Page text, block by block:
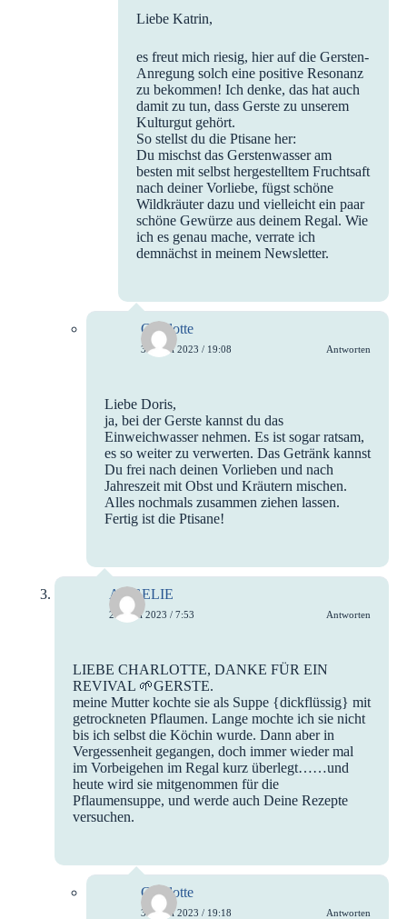
Liebe Katrin,
es freut mich riesig, hier auf die Gersten-
Anregung solch eine positive Resonanz
zu bekommen! Ich denke, das hat auch
damit zu tun, dass Gerste zu unserem
Kulturgut gehört.
So stellst du die Ptisane her:
Du mischst das Gerstenwasser am
besten mit selbst hergestelltem Fruchtsaft
nach deiner Vorliebe, fügst schöne
Wildkräuter dazu und vielleicht ein paar
schöne Gewürze aus deinem Regal. Wie
ich es genau mache, verrate ich
demnächst in meinem Newsletter.
Charlotte
30. Juni 2023 / 19:08 Antworten
Liebe Doris,
ja, bei der Gerste kannst du das
Einweichwasser nehmen. Es ist sogar ratsam,
es so weiter zu verwerten. Das Getränk kannst
Du frei nach deinen Vorlieben und nach
Jahreszeit mit Obst und Kräutern mischen.
Alles nochmals zusammen ziehen lassen.
Fertig ist die Ptisane!
ANGELIE
29. Juni 2023 / 7:53 Antworten
LIEBE CHARLOTTE, DANKE FÜR EIN
REVIVAL 🌱GERSTE.
meine Mutter kochte sie als Suppe {dickflüssig} mit
getrockneten Pflaumen. Lange mochte ich sie nicht
bis ich selbst die Köchin wurde. Dann aber in
Vergessenheit gegangen, doch immer wieder mal
im Vorbeigehen im Regal kurz überlegt……und
heute wird sie mitgenommen für die
Pflaumensuppe, und werde auch Deine Rezepte
versuchen.
Charlotte
30. Juni 2023 / 19:18 Antworten